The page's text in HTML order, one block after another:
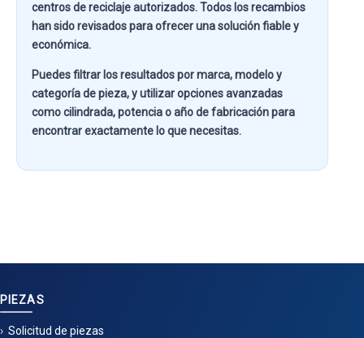
centros de reciclaje autorizados. Todos los recambios
han sido revisados para ofrecer una solución fiable y
económica.
Puedes filtrar los resultados pormarca, modelo y
categoría de pieza, y utilizar opciones avanzadas
comocilindrada, potencia o año de fabricaciónpara
encontrar exactamente lo que necesitas.
PIEZAS
Solicitud de piezas